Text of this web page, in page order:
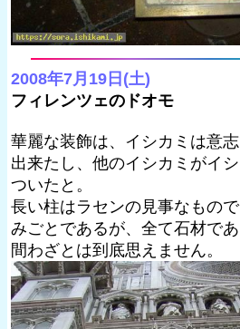
2008年7月19日(土)
フィレンツェのドオモ
華麗な装飾は、イシカミは意
出来たし、他のイシカミがイ
ついたと。
長い柱はラセンの見事なもの
みごとであるが、全て石材で
間わざとは到底思えません。